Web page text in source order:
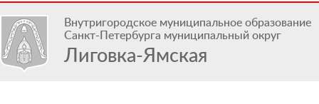
Внутригородское муниципальное образование
Санкт-Петербурга муниципальный округ
Лиговка-Ямская